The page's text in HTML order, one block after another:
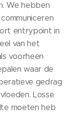
We hebben
entrypoint in
van het
voorheen
waar de
gedrag
Losse
moeten heb